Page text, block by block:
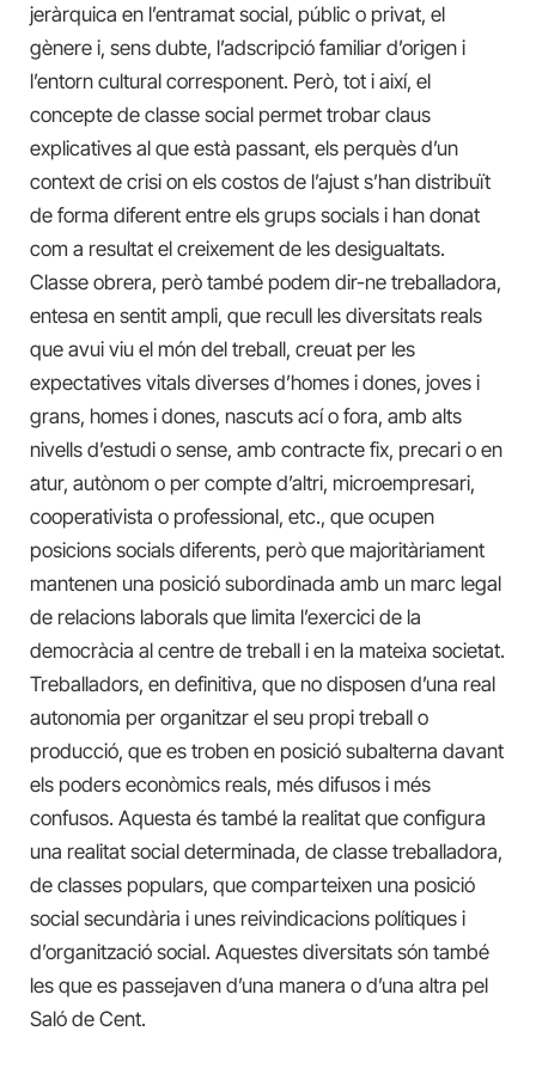
jeràrquica en l’entramat social, públic o privat, el
gènere i, sens dubte, l’adscripció familiar d’origen i
l’entorn cultural corresponent. Però, tot i així, el
concepte de classe social permet trobar claus
explicatives al que està passant, els perquès d’un
context de crisi on els costos de l’ajust s’han distribuït
de forma diferent entre els grups socials i han donat
com a resultat el creixement de les desigualtats.
Classe obrera, però també podem dir-ne treballadora,
entesa en sentit ampli, que recull les diversitats reals
que avui viu el món del treball, creuat per les
expectatives vitals diverses d’homes i dones, joves i
grans, homes i dones, nascuts ací o fora, amb alts
nivells d’estudi o sense, amb contracte fix, precari o en
atur, autònom o per compte d’altri, microempresari,
cooperativista o professional, etc., que ocupen
posicions socials diferents, però que majoritàriament
mantenen una posició subordinada amb un marc legal
de relacions laborals que limita l’exercici de la
democràcia al centre de treball i en la mateixa societat.
Treballadors, en definitiva, que no disposen d’una real
autonomia per organitzar el seu propi treball o
producció, que es troben en posició subalterna davant
els poders econòmics reals, més difusos i més
confusos. Aquesta és també la realitat que configura
una realitat social determinada, de classe treballadora,
de classes populars, que comparteixen una posició
social secundària i unes reivindicacions polítiques i
d’organització social. Aquestes diversitats són també
les que es passejaven d’una manera o d’una altra pel
Saló de Cent.